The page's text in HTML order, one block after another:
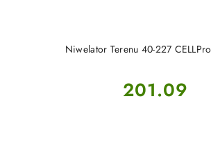
Niwelator Terenu 40-227
Cena:
201.09